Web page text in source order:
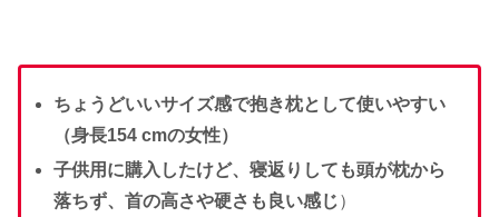
ちょうどいいサイズ感で抱き枕として使いやすい
（身長154 cmの女性）
子供用に購入したけど、寝返りしても頭が枕から
落ちず、首の高さや硬さも良い感じ）